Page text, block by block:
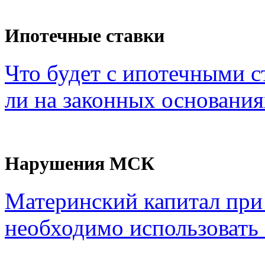
Ипотечные ставки
Что будет с ипотечными
ли на законных
Нарушения МСК
Материнский капитал
необходимо использовать